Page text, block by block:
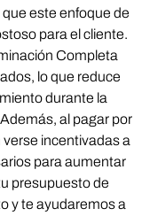
este enfoque de
para el cliente.
Completa
lo que reduce
durante la
al pagar por
incentivadas a
para aumentar
presupuesto de
y te ayudaremos a